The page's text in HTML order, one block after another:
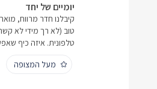
יומיים של יחד
קיבלנו חדר מרווח,
טוב (לא רך מידי לא
טלפונית. איזה כיף
מעל המצופה